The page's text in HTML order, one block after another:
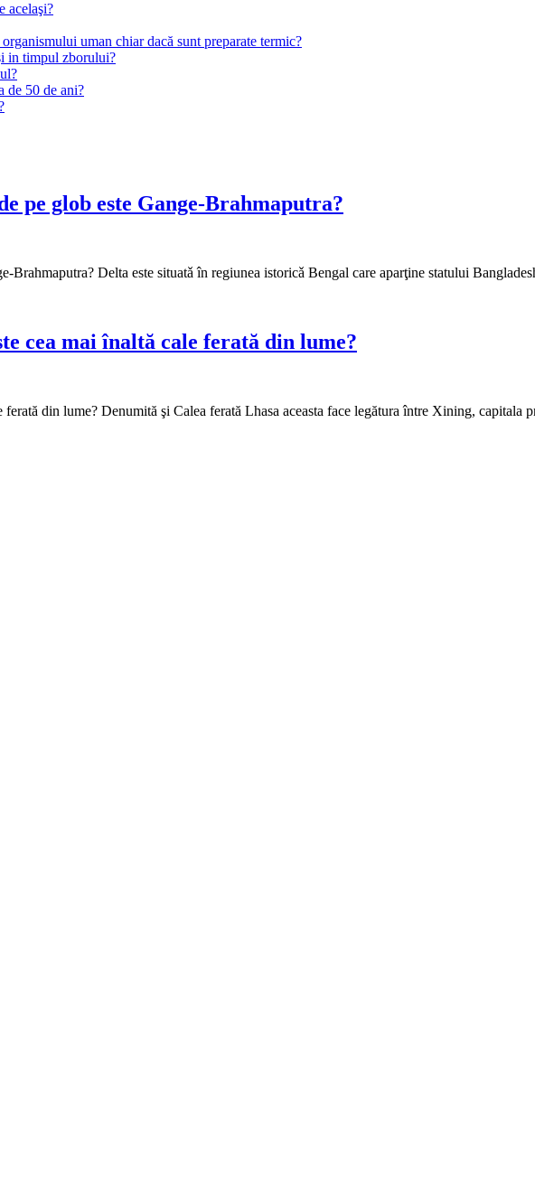
acelaşi?
uman chiar dacă sunt preparate termic?
in timpul zborului?
de 50 de ani?
pe glob este Gange-Brahmaputra?
Brahmaputra? Delta este situatǎ în regiunea istoricǎ Bengal care aparţine statului
cea mai înaltă cale ferată din lume?
din lume? Denumită şi Calea ferată Lhasa aceasta face legătura între Xining,